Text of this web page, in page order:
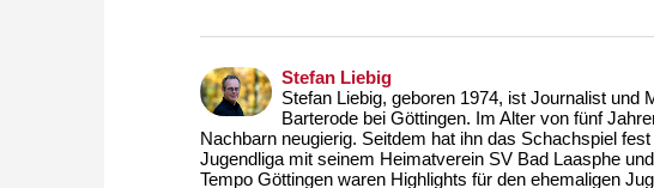
Stefan Liebig
Stefan Liebig, geboren 1974, ist Journalist und
Barterode bei Göttingen. Im Alter von fünf
Nachbarn neugierig. Seitdem hat ihn das Schachspiel
Jugendliga mit seinem Heimatverein SV Bad Laasphe
Tempo Göttingen waren Highlights für den ehemaligen